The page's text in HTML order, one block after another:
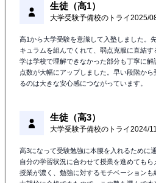
生徒（高1）
大学受験予備校のトライ2025/
高1から大学受験を意識して入塾しました。
キュラムを組んでくれて、弱点克服に直結
学は学校で理解できなかった部分も丁寧に
点数が大幅にアップしました。早い段階か
るのは大きな安心感につながっています。
生徒（高3）
大学受験予備校のトライ2024/11
高3になって受験勉強に本腰を入れるために
自分の学習状況に合わせて授業を進めても
授業が濃く、勉強に対するモチベーション